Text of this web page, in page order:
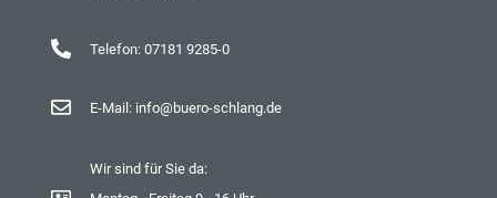
Telefon: 07181 9285-0
E-Mail: info@buero-schlang.de
Wir sind für Sie da: